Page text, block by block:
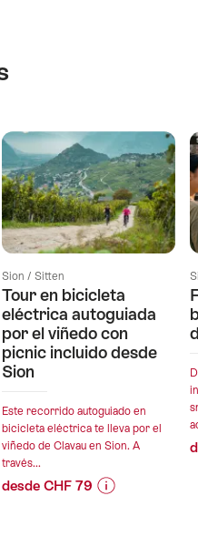
Sion / Sitten
Tour en bicicleta
eléctrica autoguiada
por el viñedo con
picnic incluido desde
Sion
Este recorrido autoguiado en
bicicleta eléctrica te lleva por el
viñedo de Clavau en Sion. A
través...
desde CHF 79